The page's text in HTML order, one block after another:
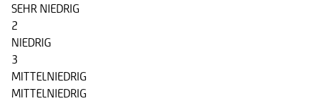
SEHR NIEDRIG
2
NIEDRIG
3
MITTELNIEDRIG
MITTELNIEDRIG